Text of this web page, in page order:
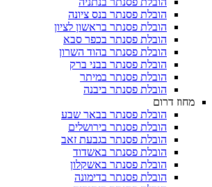
הובלת פסנתר בנס ציונה
הובלת פסנתר בראשון לציון
הובלת פסנתר בכפר סבא
הובלת פסנתר בהוד השרון
הובלת פסנתר בבני ברק
הובלת פסנתר במיתר
הובלת פסנתר ביבנה
מחוז דרום
הובלת פסנתר בבאר שבע
הובלת פסנתר בירושלים
הובלת פסנתר בגבעת זאב
הובלת פסנתר באשדוד
הובלת פסנתר באשקלון
הובלת פסנתר בדימונה